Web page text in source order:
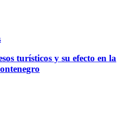
turísticos y su efecto en la